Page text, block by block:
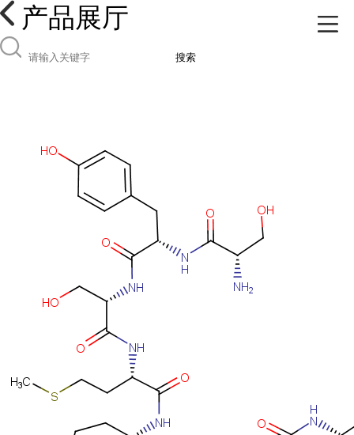
产品展厅
搜索